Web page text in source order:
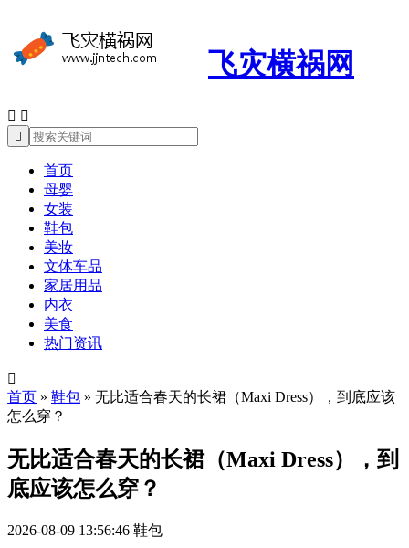
飞灾横祸网
 

首页
母婴
女装
鞋包
美妆
文体车品
家居用品
内衣
美食
热门资讯

首页 » 鞋包 » 无比适合春天的长裙（Maxi Dress），到底应该
怎么穿？
无比适合春天的长裙（Maxi Dress），到
底应该怎么穿？
2026-08-09 13:56:46 鞋包